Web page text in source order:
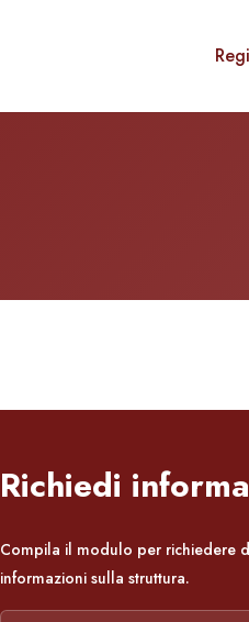
Richiedi
Compila il modulo per richiedere
informazioni sulla struttura.